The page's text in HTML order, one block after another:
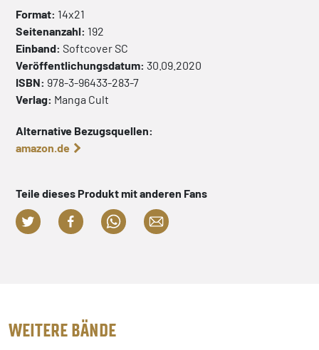
Format: 14x21
Seitenanzahl: 192
Einband: SoftcoverSC
Veröffentlichungsdatum: 30.09.2020
ISBN: 978-3-96433-283-7
Verlag: Manga Cult
Alternative Bezugsquellen:
amazon.de
Teile dieses Produkt mit anderen Fans
WEITERE BÄNDE